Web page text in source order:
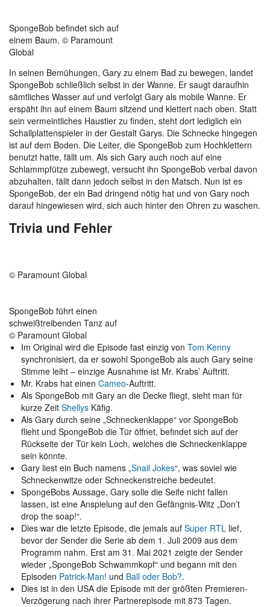
SpongeBob befindet sich auf
einem Baum. © Paramount
Global
In seinen Bemühungen, Gary zu einem Bad zu bewegen, landet
SpongeBob schließlich selbst in der Wanne. Er saugt daraufhin
sämtliches Wasser auf und verfolgt Gary als mobile Wanne. Er
erspäht ihn auf einem Baum sitzend und klettert nach oben. Statt
sein vermeintliches Haustier zu finden, steht dort lediglich ein
Schallplattenspieler in der Gestalt Garys. Die Schnecke hingegen
ist auf dem Boden. Die Leiter, die SpongeBob zum Hochklettern
benutzt hatte, fällt um. Als sich Gary auch noch auf eine
Schlammpfütze zubewegt, versucht ihn SpongeBob verbal davon
abzuhalten, fällt dann jedoch selbst in den Matsch. Nun ist es
SpongeBob, der ein Bad dringend nötig hat und von Gary noch
darauf hingewiesen wird, sich auch hinter den Ohren zu waschen.
Trivia und Fehler
© Paramount Global
SpongeBob führt einen
schweißtreibenden Tanz auf
© Paramount Global
Im Original wird die Episode fast einzig von Tom Kenny
synchronisiert, da er sowohl SpongeBob als auch Gary seine
Stimme leiht – einzige Ausnahme ist Mr. Krabs’ Auftritt.
Mr. Krabs hat einen Cameo-Auftritt.
Als SpongeBob mit Gary an die Decke fliegt, sieht man für
kurze Zeit Shellys Käfig.
Als Gary durch seine „Schneckenklappe“ vor SpongeBob
flieht und SpongeBob die Tür öffnet, befindet sich auf der
Rückseite der Tür kein Loch, welches die Schneckenklappe
sein könnte.
Gary liest ein Buch namens „Snail Jokes“, was soviel wie
Schneckenwitze oder Schneckenstreiche bedeutet.
SpongeBobs Aussage, Gary solle die Seife nicht fallen
lassen, ist eine Anspielung auf den Gefängnis-Witz „Don’t
drop the soap!“.
Dies war die letzte Episode, die jemals auf Super RTL lief,
bevor der Sender die Serie ab dem 1. Juli 2009 aus dem
Programm nahm. Erst am 31. Mai 2021 zeigte der Sender
wieder „SpongeBob Schwammkopf“ und begann mit den
Episoden Patrick-Man! und Ball oder Bob?.
Dies ist in den USA die Episode mit der größten Premieren-
Verzögerung nach ihrer Partnerepisode mit 873 Tagen.